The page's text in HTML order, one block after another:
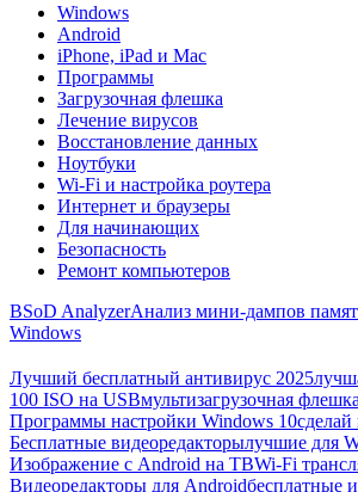
Windows
Android
iPhone, iPad и Mac
Программы
Загрузочная флешка
Лечение вирусов
Восстановление данных
Ноутбуки
Wi-Fi и настройка роутера
Интернет и браузеры
Для начинающих
Безопасность
Ремонт компьютеров
BSoD AnalyzerАнализ мини-дампов
Windows
Лучший бесплатный антивирус 2025
100 ISO на USBмультизагрузочная
Программы настройки Windows 10
Бесплатные видеоредакторылучшие для
Изображение с Android на ТВWi-Fi
Видеоредакторы для Androidбесплатные